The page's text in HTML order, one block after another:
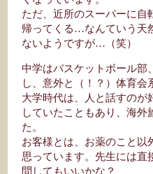
ただ、近所のスーパーに自
帰ってくる…なんていう天
ないようですが…（笑）
中学はバスケットボール部
し、意外と（！？）体育会
大学時代は、人と話すのが
していたこともあり、海外
た。
お客様とは、お薬のこと以
思っています。先生には直
問してもいいかな？